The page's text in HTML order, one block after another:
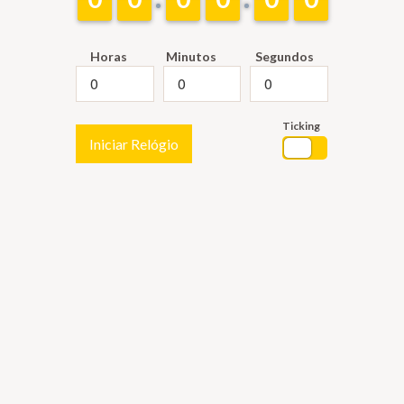
Horas Minutos Segundos
Iniciar Relógio
Ticking